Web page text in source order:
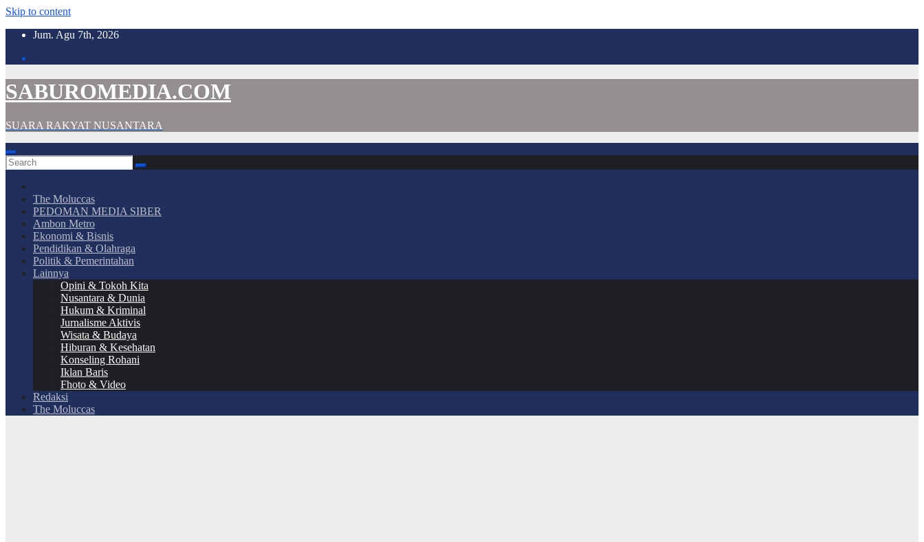
Skip to content
Jum. Agu 7th, 2026
SABUROMEDIA.COM
SUARA RAKYAT NUSANTARA
The Moluccas
PEDOMAN MEDIA SIBER
Ambon Metro
Ekonomi & Bisnis
Pendidikan & Olahraga
Politik & Pemerintahan
Lainnya
Opini & Tokoh Kita
Nusantara & Dunia
Hukum & Kriminal
Jurnalisme Aktivis
Wisata & Budaya
Hiburan & Kesehatan
Konseling Rohani
Iklan Baris
Fhoto & Video
Redaksi
The Moluccas